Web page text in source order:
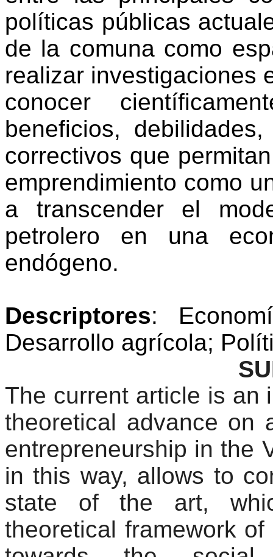
políticas públicas
de la comuna como
realizar investigaciones
conocer
beneficios,
correctivos que
emprendimiento como
a transcender el
petrolero en una
endógeno.
Descriptores:
Desarrollo agrícola;
The current article is an
theoretical advance on
entrepreneurship in the
in this way, allows to
state of the art,
theoretical framework